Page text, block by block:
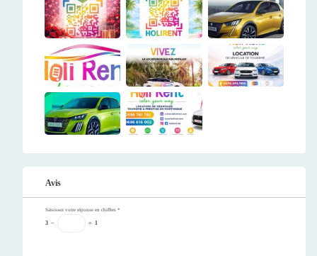
Avis
Saisissez votre réponse en chiffres *
3 − = 1